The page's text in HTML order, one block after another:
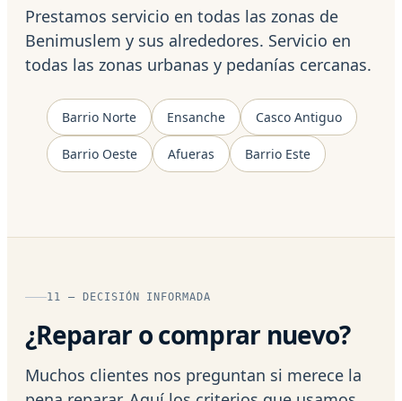
Prestamos servicio en todas las zonas de
Benimuslem y sus alrededores. Servicio en
todas las zonas urbanas y pedanías cercanas.
Barrio Norte Ensanche Casco Antiguo
Barrio Oeste Afueras Barrio Este
11 — DECISIÓN INFORMADA
¿Reparar o comprar nuevo?
Muchos clientes nos preguntan si merece la